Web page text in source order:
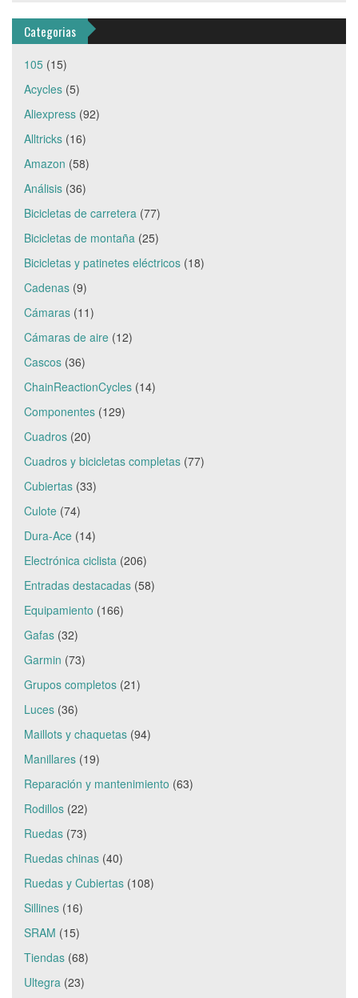
Categorias
105 (15)
Acycles (5)
Aliexpress (92)
Alltricks (16)
Amazon (58)
Análisis (36)
Bicicletas de carretera (77)
Bicicletas de montaña (25)
Bicicletas y patinetes eléctricos (18)
Cadenas (9)
Cámaras (11)
Cámaras de aire (12)
Cascos (36)
ChainReactionCycles (14)
Componentes (129)
Cuadros (20)
Cuadros y bicicletas completas (77)
Cubiertas (33)
Culote (74)
Dura-Ace (14)
Electrónica ciclista (206)
Entradas destacadas (58)
Equipamiento (166)
Gafas (32)
Garmin (73)
Grupos completos (21)
Luces (36)
Maillots y chaquetas (94)
Manillares (19)
Reparación y mantenimiento (63)
Rodillos (22)
Ruedas (73)
Ruedas chinas (40)
Ruedas y Cubiertas (108)
Sillines (16)
SRAM (15)
Tiendas (68)
Ultegra (23)